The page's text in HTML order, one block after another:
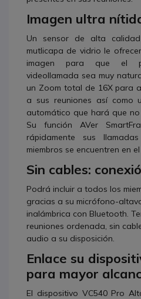
Imagen ultra
Un sensor de alta
mutlicapa de vidrio le
imagen para que el
videollamada sea muy
un Zoom total de 16X para
a sus reuniones así como
automático que hará que
Su función AVer
rápidamente sus
miembros se encuentren en
Sin cables:
Podrá incluir a todos los
gracias a su micrófono-
inalámbrica con Bluetooth.
reuniones ordenada, sin
audio a su disposición.
Enlace su
para mayor
El dispositivo VC540 Pro